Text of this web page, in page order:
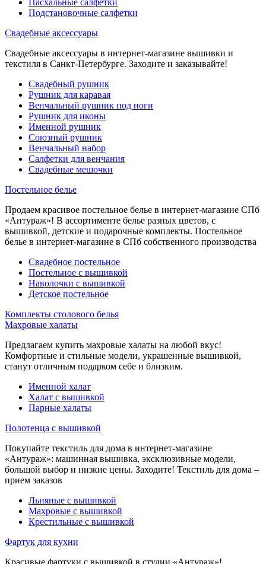
Подстановочные салфетки
Свадебные аксессуары
Свадебные аксессуары в интернет-магазине вышивки и
текстиля в Санкт-Петербурге. Заходите и заказывайте!
Свадебный рушник
Рушник для каравая
Венчальный рушник под ноги
Рушник для иконы
Именной рушник
Союзный рушник
Венчальный набор
Салфетки для венчания
Свадебные мешочки
Постельное белье
Продаем красивое постельное белье в интернет-магазине СПб
«Антураж»! В ассортименте белье разных цветов, с
вышивкой, детские и подарочные комплекты. Постельное
белье в интернет-магазине в СПб собственного производства
Свадебное постельное
Постельное с вышивкой
Наволочки с вышивкой
Детское постельное
Комплекты столового белья
Махровые халаты
Предлагаем купить махровые халаты на любой вкус!
Комфортные и стильные модели, украшенные вышивкой,
станут отличным подарком себе и близким.
Именной халат
Халат с вышивкой
Парные халаты
Полотенца с вышивкой
Покупайте текстиль для дома в интернет-магазине
«Антураж»: машинная вышивка, эксклюзивные модели,
большой выбор и низкие цены. Заходите! Текстиль для дома –
прием заказов
Льняные с вышивкой
Махровые с вышивкой
Крестильные с вышивкой
Фартук для кухни
Красивые фартуки с вышивкой в студии «Антураж»!